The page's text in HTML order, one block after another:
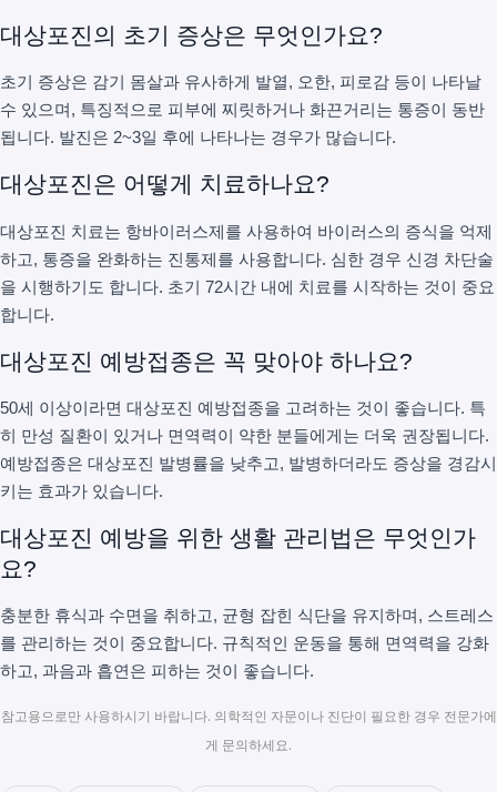
대상포진의 초기 증상은 무엇인가요?
초기 증상은 감기 몸살과 유사하게 발열, 오한, 피로감 등이 나타날
수 있으며, 특징적으로 피부에 찌릿하거나 화끈거리는 통증이 동반
됩니다. 발진은 2~3일 후에 나타나는 경우가 많습니다.
대상포진은 어떻게 치료하나요?
대상포진 치료는 항바이러스제를 사용하여 바이러스의 증식을 억제
하고, 통증을 완화하는 진통제를 사용합니다. 심한 경우 신경 차단술
을 시행하기도 합니다. 초기 72시간 내에 치료를 시작하는 것이 중요
합니다.
대상포진 예방접종은 꼭 맞아야 하나요?
50세 이상이라면 대상포진 예방접종을 고려하는 것이 좋습니다. 특
히 만성 질환이 있거나 면역력이 약한 분들에게는 더욱 권장됩니다.
예방접종은 대상포진 발병률을 낮추고, 발병하더라도 증상을 경감시
키는 효과가 있습니다.
대상포진 예방을 위한 생활 관리법은 무엇인가
요?
충분한 휴식과 수면을 취하고, 균형 잡힌 식단을 유지하며, 스트레스
를 관리하는 것이 중요합니다. 규칙적인 운동을 통해 면역력을 강화
하고, 과음과 흡연은 피하는 것이 좋습니다.
참고용으로만 사용하시기 바랍니다. 의학적인 자문이나 진단이 필요한 경우 전문가에
게 문의하세요.